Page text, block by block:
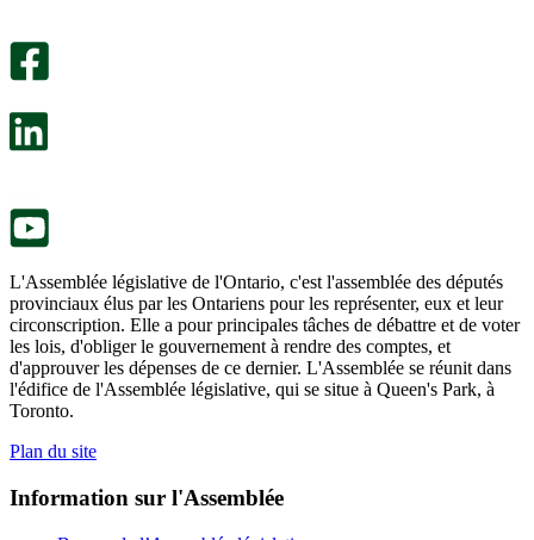
L'Assemblée législative de l'Ontario, c'est l'assemblée des députés
provinciaux élus par les Ontariens pour les représenter, eux et leur
circonscription. Elle a pour principales tâches de débattre et de voter
les lois, d'obliger le gouvernement à rendre des comptes, et
d'approuver les dépenses de ce dernier. L'Assemblée se réunit dans
l'édifice de l'Assemblée législative, qui se situe à Queen's Park, à
Toronto.
Plan du site
Information sur l'Assemblée